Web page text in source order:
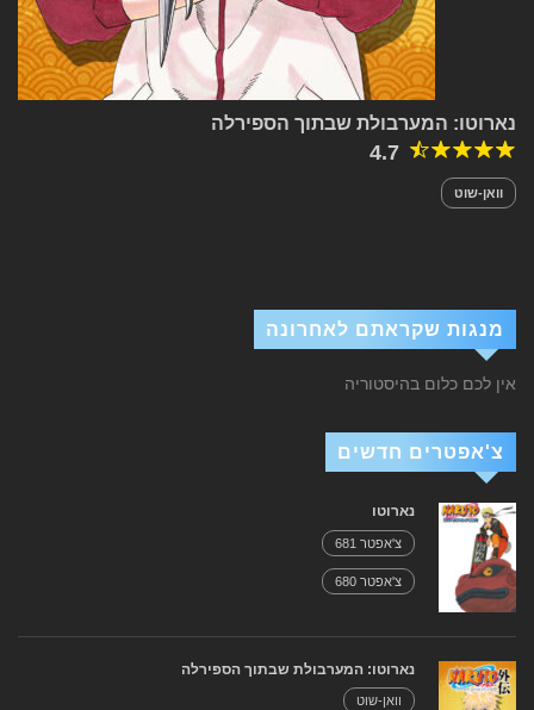
נארוטו: המערבולת שבתוך הספירלה
4.7
וואן-שוט
מנגות שקראתם לאחרונה
אין לכם כלום בהיסטוריה
צ'אפטרים חדשים
נארוטו
צ'אפטר 681
צ'אפטר 680
נארוטו: המערבולת שבתוך הספירלה
וואן-שוט